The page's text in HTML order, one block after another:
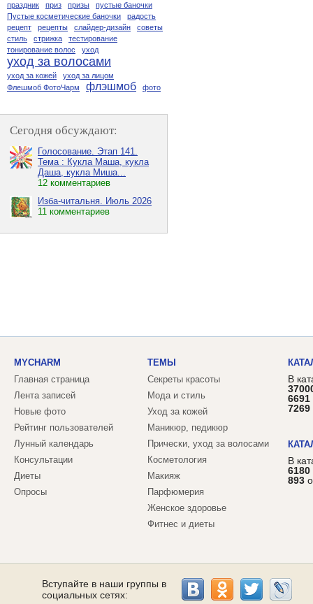
праздник
приз призы
пустые баночки
Пустые косметические баночки
радость
рецепт
рецепты слайдер-дизайн
советы
стиль
стрижка
тестирование
тонирование волос
уход
уход за волосами
уход за кожей
уход за лицом
Флешмоб ФотоЧарм
флэшмоб фото
Сегодня обсуждают:
Голосование. Этап 141.
Тема : Кукла Маша, кукла
Даша, кукла Миша...
12 комментариев
Изба-читальня. Июль 2026
11 комментариев
MYCHARM
Главная страница
Лента записей
Новые фото
Рейтинг пользователей
Лунный календарь
Консультации
Диеты
Опросы
ТЕМЫ
Секреты красоты
Мода и стиль
Уход за кожей
Маникюр, педикюр
Прически, уход за волосами
Косметология
Макияж
Парфюмерия
Женское здоровье
Фитнес и диеты
В
6691
7269
В
6180
893
Вступайте в наши группы в
социальных сетях: